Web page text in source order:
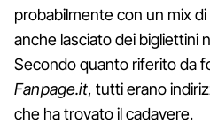
probabilmente con un mix
anche lasciato dei bigliettini
Secondo quanto riferito da
Fanpage.it, tutti erano
che ha trovato il cadavere.